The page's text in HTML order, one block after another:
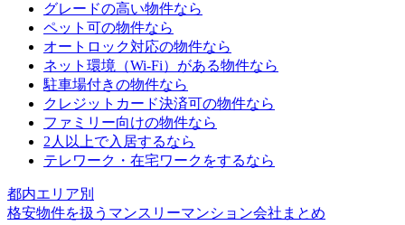
グレードの高い物件なら
ペット可の物件なら
オートロック対応の物件なら
ネット環境（Wi-Fi）がある物件なら
駐車場付きの物件なら
クレジットカード決済可の物件なら
ファミリー向けの物件なら
2人以上で入居するなら
テレワーク・在宅ワークをするなら
都内エリア別
格安物件を扱うマンスリーマンション会社まとめ